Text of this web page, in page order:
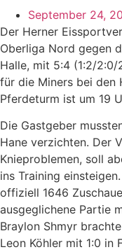
September 24,
Der Herner
Oberliga Nord gegen
Halle, mit 5:4 (1:2/
für die Miners bei den
Pferdeturm ist um 19
Die Gastgeber
Hane verzichten. Der
Knieproblemen, soll
ins Training
offiziell 1646
ausgeglichene Partie
Braylon Shmyr
Leon Köhler mit 1:0 in